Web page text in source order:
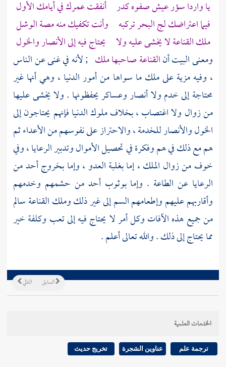
يا واردا سؤر عيش صفوه كدر أنفقت عمرك في أيامك الأول
فيما اعتراضك لج البحر تركبه وأنت تكفيك منه مصة الوشل
ملك القناعة لا يخشى عليه ولا يحتاج فيه إلىالأنصاروالخول
ومعنى البيت أنالقناعة صاحبها ملك ; لأنه في غنى عن الناس
، وفيه مزية على ملك ما سواها من أمور الدنيا ، وهي أنها غير
محتاجة إلى خدم ولا أنصار وعساكر يحفظونها . ولا يخشى عليها
من زوال ولا اغتصاب ، بخلاف ملوك الدنيا فإنهم يحتاجون إلى
الخول والأنصار للخدمة ، والاحتراز على نفوسهم من الأعداء ثم
هم مع ذلك في هم وفكرة في تحصيل الأموال وتدبير الرعايا ، وفي
خوف من زوال الملك ، إما بغلبة العدو ، وإما بخروج أحد من
الرعايا عن الطاعة . وإما بوثوب أحد من حشمهم وخدمهم
وأقاربهم عليهم وإطعامهم السم إلى غير ذلك وملك القناعة سالم
من جميع هذه الآفات وكل أمر لا يحتاج فيه إلى تعب وكلفة خير
مما يحتاج إلى ذلك . والله تعالى أعلم .
التالي السابق
الخدمات العلمية
ترجمة علم عناوين الشجرة تخريج حديث